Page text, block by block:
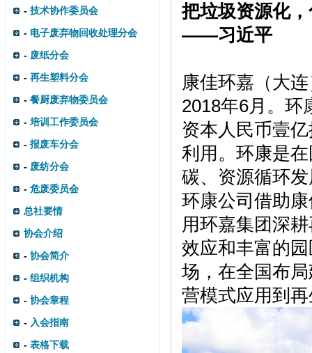
- 技术协作委员会
- 电子废弃物回收处理分会
- 废纸分会
- 再生塑料分会
- 餐厨废弃物委员会
-培训工作委员会
- 报废车分会
- 废纺分会
- 危废委员会
总社要情
协会介绍
- 协会简介
- 组织机构
- 协会章程
- 入会指南
- 表格下载
把垃圾资源化
——习近平
康佳环嘉（大
2018年6月。环
资本人民币壹
利用。环康是
碳、资源循环
环康公司借助
用环嘉集团深
效应和丰富的
场，在全国布
营模式应用到